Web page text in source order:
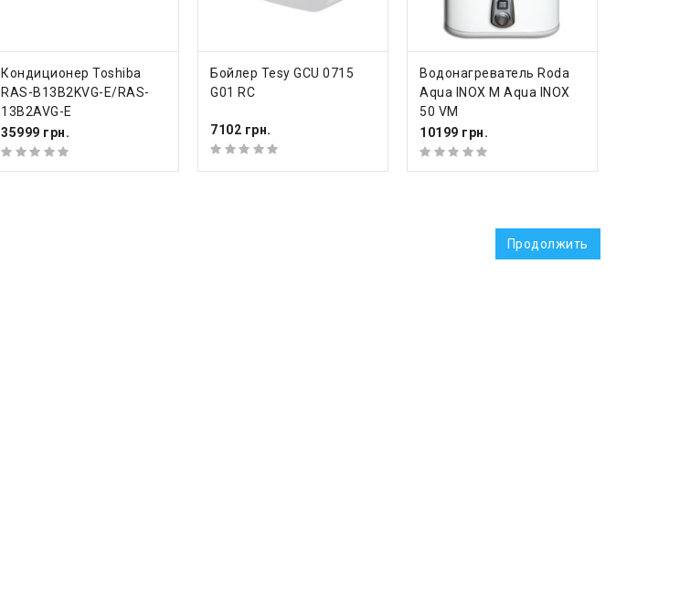
КУПИТЬ
Кондиционер Toshiba
RAS-B13B2KVG-E/RAS-
13B2AVG-E
35999 грн.
КУПИТЬ
Бойлер Tesy GCU 0715
G01 RC
7102 грн.
КУПИТЬ
Водонагреватель Roda
Aqua INOX M Aqua INOX
50 VM
10199 грн.
Продолжить